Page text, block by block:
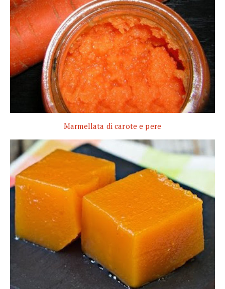
Marmellata di carote e pere